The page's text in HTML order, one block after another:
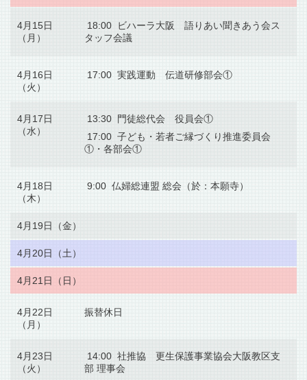
4月15日
（月）
18:00 ビハーラ大阪 語りあい聞きあう会ス
タッフ会議
4月16日
（火）
17:00 実践運動 伝道研修部会①
4月17日
（水）
13:30 門徒総代会 役員会①
17:00 子ども・若者ご縁づくり推進委員会
①・各部会①
4月18日
（木）
9:00 仏婦総連盟 総会（於：本願寺）
4月19日（金）
4月20日（土）
4月21日（日）
4月22日
（月）
振替休日
4月23日
（火）
14:00 社推協 更生保護事業協会大阪教区支
部 理事会